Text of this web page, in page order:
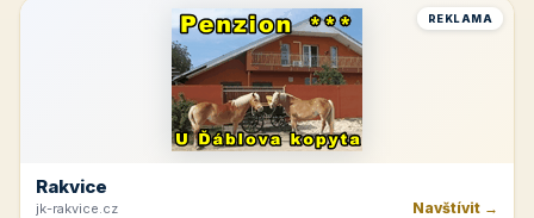
REKLAMA
Rakvice
jk-rakvice.cz Navštívit →